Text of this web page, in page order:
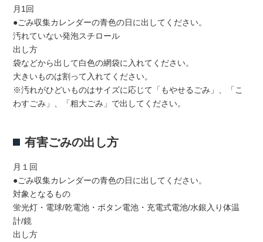
月1回
●ごみ収集カレンダーの青色の日に出してください。
汚れていない発泡スチロール
出し方
袋などから出して白色の網袋に入れてください。
大きいものは割って入れてください。
※汚れがひどいものはサイズに応じて「もやせるごみ」、「こ
わすごみ」、「粗大ごみ」で出してください。
有害ごみの出し方
月１回
●ごみ収集カレンダーの青色の日に出してください。
対象となるもの
蛍光灯・電球/乾電池・ボタン電池・充電式電池/水銀入り体温
計/鏡
出し方